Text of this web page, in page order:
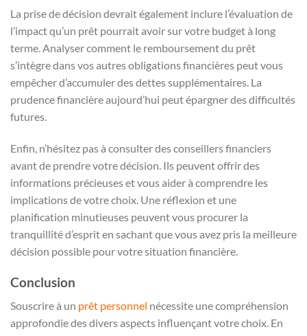
La prise de décision devrait également inclure l’évaluation de
l’impact qu’un prêt pourrait avoir sur votre budget à long
terme. Analyser comment le remboursement du prêt
s’intègre dans vos autres obligations financières peut vous
empêcher d’accumuler des dettes supplémentaires. La
prudence financière aujourd’hui peut épargner des difficultés
futures.
Enfin, n’hésitez pas à consulter des conseillers financiers
avant de prendre votre décision. Ils peuvent offrir des
informations précieuses et vous aider à comprendre les
implications de votre choix. Une réflexion et une
planification minutieuses peuvent vous procurer la
tranquillité d’esprit en sachant que vous avez pris la meilleure
décision possible pour votre situation financière.
Conclusion
Souscrire à un prêt personnel nécessite une compréhension
approfondie des divers aspects influençant votre choix. En